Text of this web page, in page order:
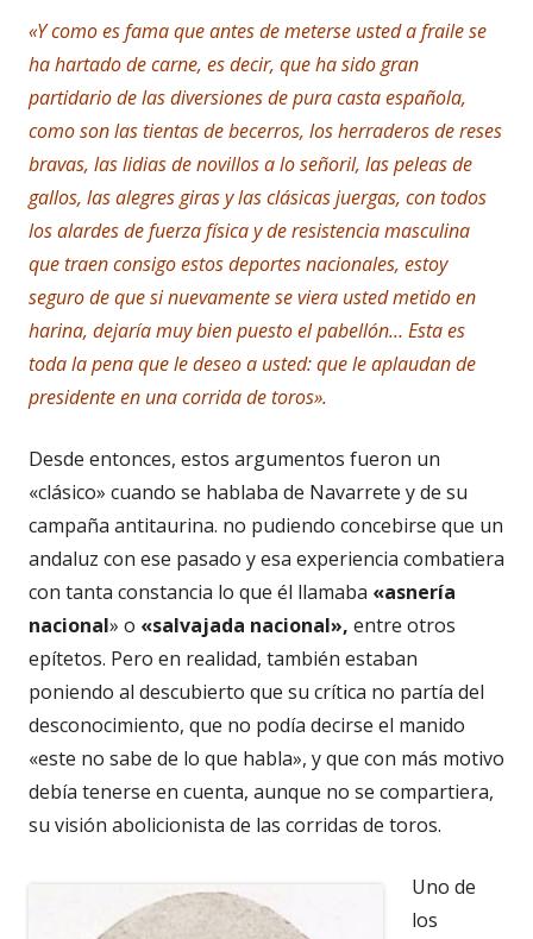
«Y como es fama que antes de meterse usted a fraile se
ha hartado de carne, es decir, que ha sido gran
partidario de las diversiones de pura casta española,
como son las tientas de becerros, los herraderos de reses
bravas, las lidias de novillos a lo señoril, las peleas de
gallos, las alegres giras y las clásicas juergas, con todos
los alardes de fuerza física y de resistencia masculina
que traen consigo estos deportes nacionales, estoy
seguro de que si nuevamente se viera usted metido en
harina, dejaría muy bien puesto el pabellón… Esta es
toda la pena que le deseo a usted: que le aplaudan de
presidente en una corrida de toros».
Desde entonces, estos argumentos fueron un
«clásico» cuando se hablaba de Navarrete y de su
campaña antitaurina. no pudiendo concebirse que un
andaluz con ese pasado y esa experiencia combatiera
con tanta constancia lo que él llamaba «asnería
nacional» o «salvajada nacional», entre otros
epítetos. Pero en realidad, también estaban
poniendo al descubierto que su crítica no partía del
desconocimiento, que no podía decirse el manido
«este no sabe de lo que habla», y que con más motivo
debía tenerse en cuenta, aunque no se compartiera,
su visión abolicionista de las corridas de toros.
Uno de
los